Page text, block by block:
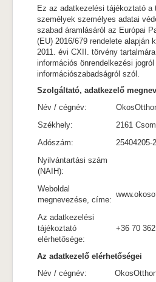
Ez az adatkezelési tájékoztató a
személyek személyes adatai
szabad áramlásáról az Európai
(EU) 2016/679 rendelete alapján
2011. évi CXII. törvény
információs önrendelkezési
információszabadságról szól.
Szolgáltató, adatkezelő
Név / cégnév:
Székhely:
2161
Adószám:
25404205-
Nyilvántartási szám
(NAIH):
Weboldal
megnevezése, címe:
Az adatkezelési
tájékoztató
elérhetősége:
+36 70
Az adatkezelő elérhetőségei
Név / cégnév: